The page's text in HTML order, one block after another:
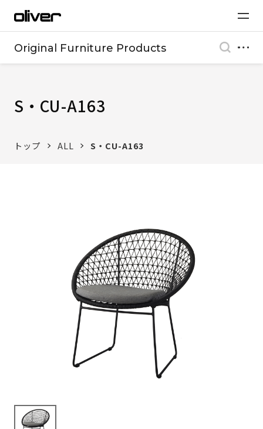
Original Furniture Products
S・CU-A163
トップ ALL S・CU-A163